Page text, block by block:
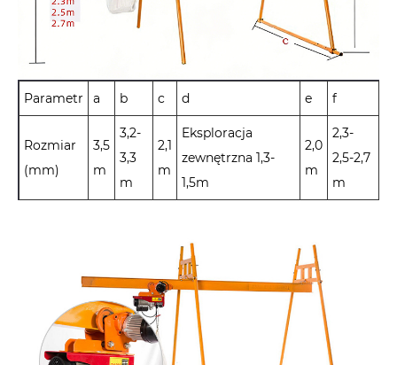
Parametr a b c d e f
Rozmiar
(mm)
3,5
m
3,2-
3,3
m
2,1
m
Eksploracja
zewnętrzna 1,3-
1,5m
2,0
m
2,3-
2,5-2,7
m